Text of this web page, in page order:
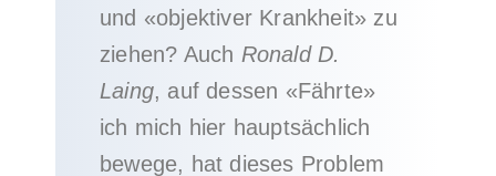
und «objektiver Krankheit» zu
ziehen? Auch Ronald D.
Laing, auf dessen «Fährte»
ich mich hier hauptsächlich
bewege, hat dieses Problem